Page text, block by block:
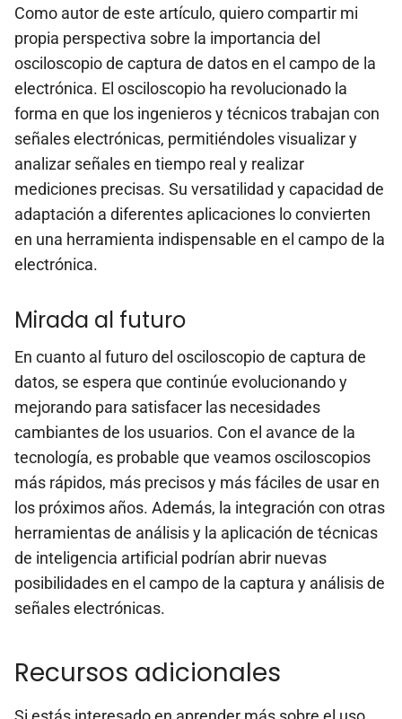
Como autor de este artículo, quiero compartir mi
propia perspectiva sobre la importancia del
osciloscopio de captura de datos en el campo de la
electrónica. El osciloscopio ha revolucionado la
forma en que los ingenieros y técnicos trabajan con
señales electrónicas, permitiéndoles visualizar y
analizar señales en tiempo real y realizar
mediciones precisas. Su versatilidad y capacidad de
adaptación a diferentes aplicaciones lo convierten
en una herramienta indispensable en el campo de la
electrónica.
Mirada al futuro
En cuanto al futuro del osciloscopio de captura de
datos, se espera que continúe evolucionando y
mejorando para satisfacer las necesidades
cambiantes de los usuarios. Con el avance de la
tecnología, es probable que veamos osciloscopios
más rápidos, más precisos y más fáciles de usar en
los próximos años. Además, la integración con otras
herramientas de análisis y la aplicación de técnicas
de inteligencia artificial podrían abrir nuevas
posibilidades en el campo de la captura y análisis de
señales electrónicas.
Recursos adicionales